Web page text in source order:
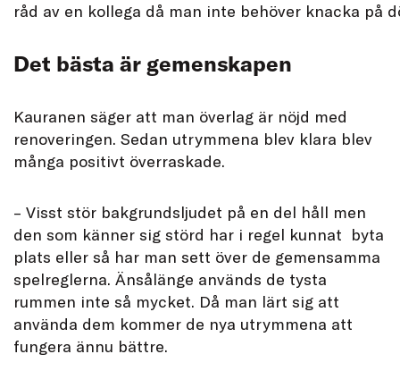
råd av en kollega då man inte behöver knacka på
Det bästa är gemenskapen
Kauranen säger att man överlag är nöjd med
renoveringen. Sedan utrymmena blev klara blev
många positivt överraskade.
– Visst stör bakgrundsljudet på en del håll men
den som känner sig störd har i regel kunnat byta
plats eller så har man sett över de gemensamma
spelreglerna. Änsålänge används de tysta
rummen inte så mycket. Då man lärt sig att
använda dem kommer de nya utrymmena att
fungera ännu bättre.